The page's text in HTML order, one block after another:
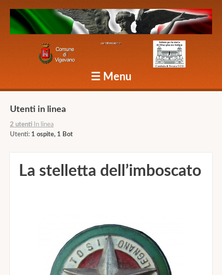
Caduti Vigevano Grande Guerra
☰ Menu
Utenti in linea
2 utenti In linea
Utenti: 1 ospite, 1 Bot
La stelletta dell’imboscato